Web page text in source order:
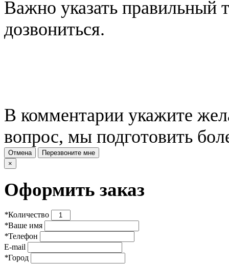
Важно указать
дозвониться.
В комментарии укажите
вопрос, мы подготовить
Отмена
Перезвоните мне
×
Оформить заказ
*Количество
*Ваше имя
*Телефон
E-mail
*Город